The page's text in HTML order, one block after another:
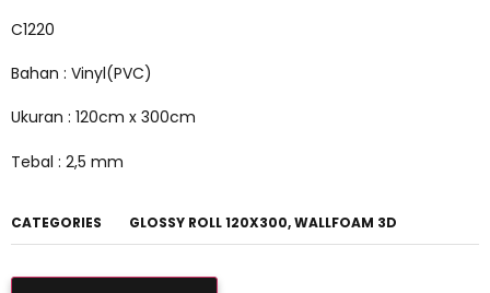
C1220
Bahan : Vinyl(PVC)
Ukuran : 120cm x 300cm
Tebal : 2,5 mm
CATEGORIES GLOSSY ROLL 120X300,WALLFOAM 3D